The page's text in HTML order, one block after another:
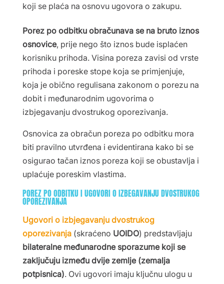
koji se plaća na osnovu ugovora o zakupu.
Porez po odbitku obračunava se na bruto iznos
osnovice, prije nego što iznos bude isplaćen
korisniku prihoda. Visina poreza zavisi od vrste
prihoda i poreske stope koja se primjenjuje,
koja je obično regulisana zakonom o porezu na
dobit i međunarodnim ugovorima o
izbjegavanju dvostrukog oporezivanja.
Osnovica za obračun poreza po odbitku mora
biti pravilno utvrđena i evidentirana kako bi se
osigurao tačan iznos poreza koji se obustavlja i
uplaćuje poreskim vlastima.
POREZ PO ODBITKU I UGOVORI O IZBEGAVANJU DVOSTRUKOG
OPOREZIVANJA
Ugovori o izbjegavanju dvostrukog
oporezivanja (skraćeno UOIDO) predstavljaju
bilateralne međunarodne sporazume koji se
zaključuju između dvije zemlje (zemalja
potpisnica). Ovi ugovori imaju ključnu ulogu u